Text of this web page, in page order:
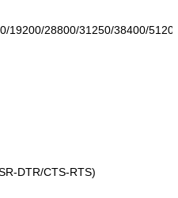
19200/28800/31250/38400/
DTR/CTS-RTS)